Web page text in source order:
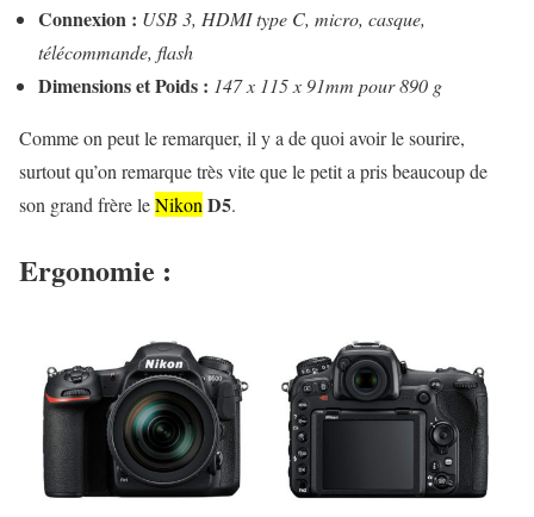
Connexion : USB 3, HDMI type C, micro, casque,
télécommande, flash
Dimensions et Poids : 147 x 115 x 91mm pour 890 g
Comme on peut le remarquer, il y a de quoi avoir le sourire,
surtout qu’on remarque très vite que le petit a pris beaucoup de
son grand frère leNikon D5.
Ergonomie :